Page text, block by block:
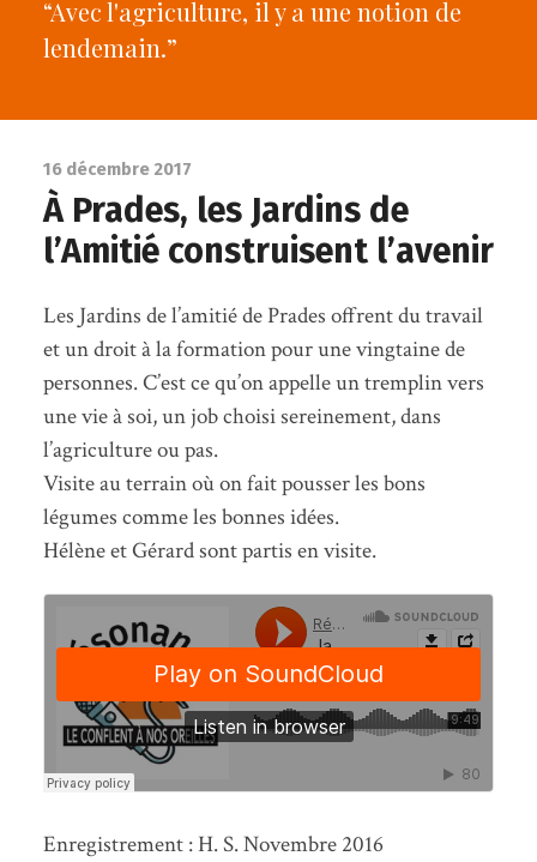
“Avec l'agriculture, il y a une notion de
lendemain.”
16 décembre 2017
À Prades, les Jardins de
l’Amitié construisent l’avenir
Les Jardins de l’amitié de Prades offrent du travail
et un droit à la formation pour une vingtaine de
personnes. C’est ce qu’on appelle un tremplin vers
une vie à soi, un job choisi sereinement, dans
l’agriculture ou pas.
Visite au terrain où on fait pousser les bons
légumes comme les bonnes idées.
Hélène et Gérard sont partis en visite.
Enregistrement : H. S. Novembre 2016